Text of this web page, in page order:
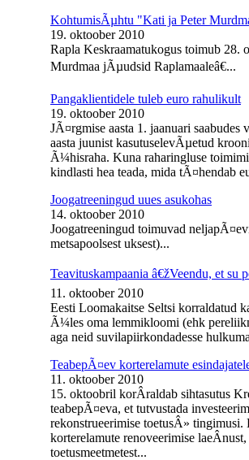
KohtumisÃµhtu "Kati ja Peter
19. oktoober 2010
Rapla Keskraamatukogus toimub
Murdmaa jÃµudsid Raplamaaleâ€...
Pangaklientidele tuleb euro rahulikult
19. oktoober 2010
JÃ¤rgmise aasta 1. jaanuari
aasta juunist kasutuselevÃµetud
Ã¼hisraha. Kuna raharingluse
kindlasti hea teada, mida tÃ¤hendab
Joogatreeningud uues asukohas
14. oktoober 2010
Joogatreeningud toimuvad
metsapoolsest uksest)...
Teavituskampaania â€žVeendu, et su
11. oktoober 2010
Eesti Loomakaitse Seltsi korraldatud
Ã¼les oma lemmikloomi (ehk
aga neid suvilapiirkondadesse
TeabepÃ¤ev korterelamute
11. oktoober 2010
15. oktoobril korÂ­raldab sihtasutus
teabepÃ¤eva, et tutvustada
rekonstrueerimise toetusÂ»
korterelamute renoveerimise
toetusmeetmetest...